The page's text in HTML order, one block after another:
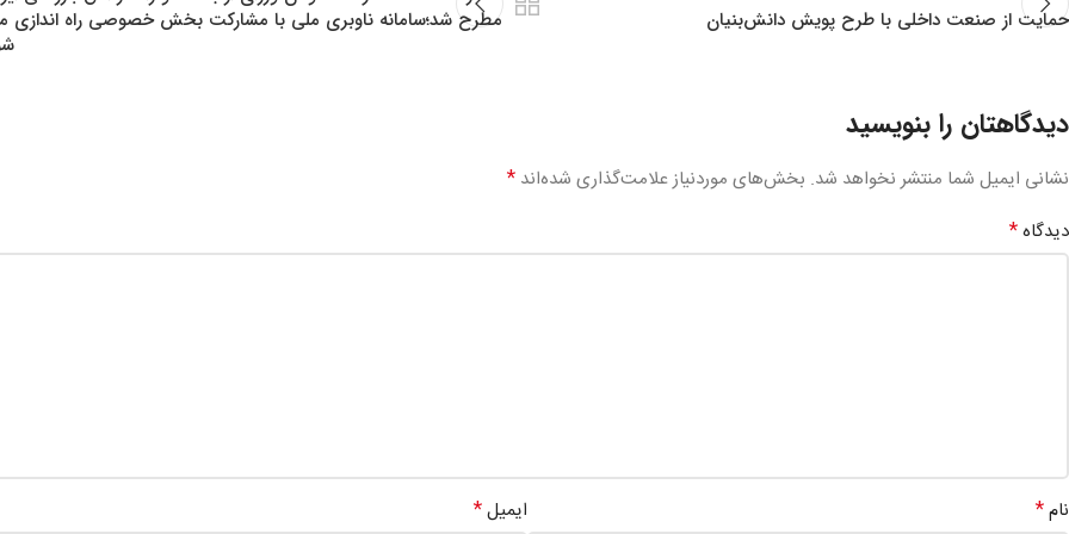
حمایت از صنعت داخلی با طرح پویش دانش‌بنیان
مطرح شد؛سامانه ناوبری ملی با مشارکت بخش خصوصی راه اندازی
دیدگاهتان را بنویسید
نشانی ایمیل شما منتشر نخواهد شد. بخش‌های موردنیاز علامت‌گذاری شده‌اند *
دیدگاه*
نام* ایمیل*